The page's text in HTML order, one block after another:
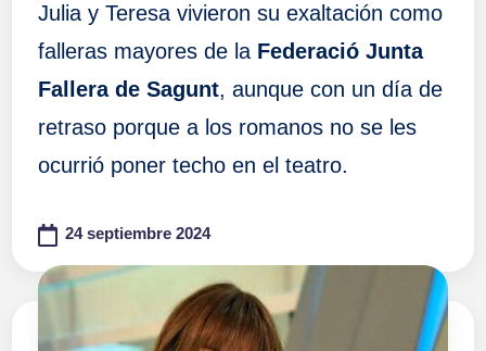
Julia y Teresa vivieron su exaltación como
falleras mayores de la Federació Junta
Fallera de Sagunt, aunque con un día de
retraso porque a los romanos no se les
ocurrió poner techo en el teatro.
24 septiembre 2024